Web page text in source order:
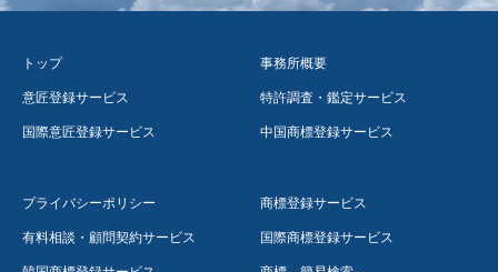
トップ
意匠登録サービス
国際意匠登録サービス
事務所概要
特許調査・鑑定サービス
中国商標登録サービス
プライバシーポリシー
有料相談・顧問契約サービス
商標登録サービス
国際商標登録サービス